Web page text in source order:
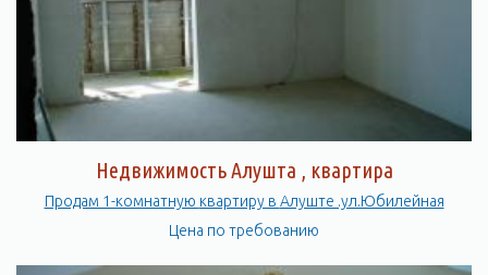
Недвижимость Алушта , квартира
Продам 1-комнатную квартиру в Алуште .ул.Юбилейная
Цена по требованию